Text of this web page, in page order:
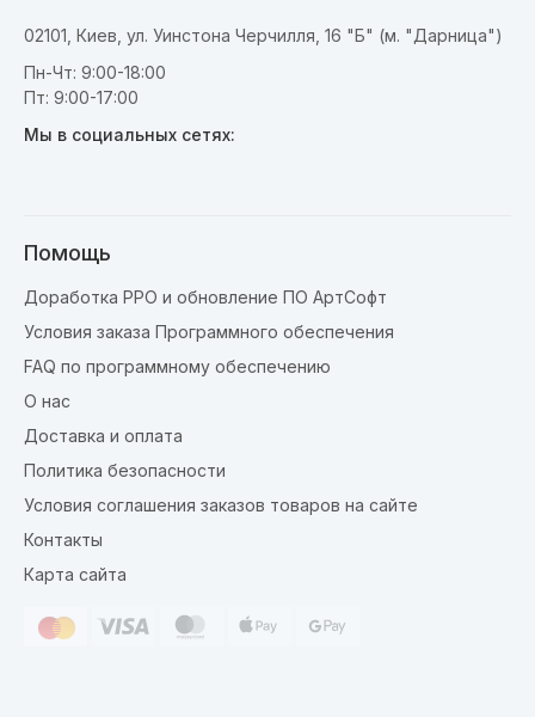
02101, Киев, ул. Уинстона Черчилля, 16 "Б" (м. "Дарница")
Пн-Чт: 9:00-18:00
Пт: 9:00-17:00
Мы в социальных сетях:
Помощь
Доработка РРО и обновление ПО АртСофт
Условия заказа Программного обеспечения
FAQ по программному обеспечению
О нас
Доставка и оплата
Политика безопасности
Условия соглашения заказов товаров на сайте
Контакты
Карта сайта